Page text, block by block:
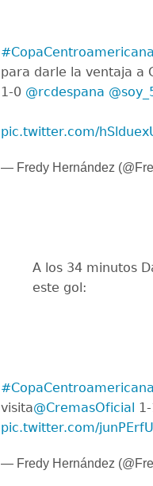
#CopaCentroamericana
para darle la ventaja a
1-0 @rcdespana
pic.twitter.com/
— Fredy Hernández
A los 34 minutos
este gol:
#CopaCentroamericana
visita@CremasOficial
pic.twitter.com/
— Fredy Hernández